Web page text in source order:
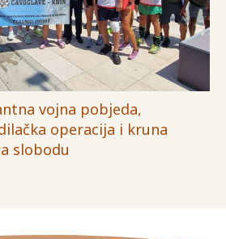
vojna pobjeda,
operacija i kruna
slobodu